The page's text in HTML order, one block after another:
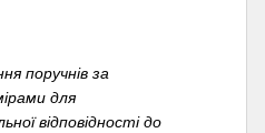
поручнів за
для
відповідності до